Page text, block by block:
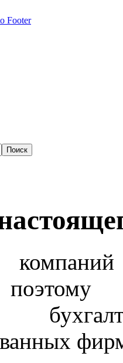
Footer